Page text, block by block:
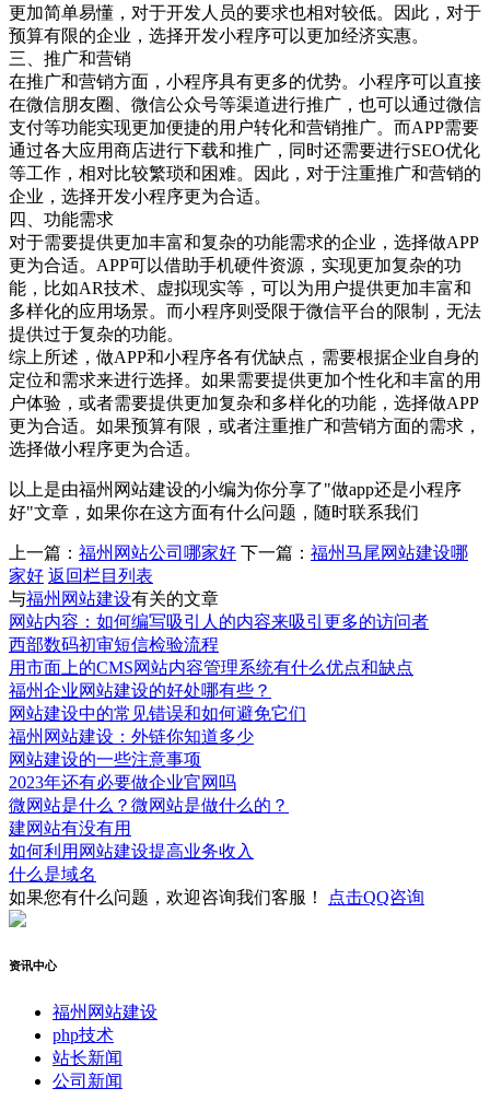
更加简单易懂，对于开发人员的要求也相对较低。因此，对于
预算有限的企业，选择开发小程序可以更加经济实惠。
三、推广和营销
在推广和营销方面，小程序具有更多的优势。小程序可以直接
在微信朋友圈、微信公众号等渠道进行推广，也可以通过微信
支付等功能实现更加便捷的用户转化和营销推广。而APP需要
通过各大应用商店进行下载和推广，同时还需要进行SEO优化
等工作，相对比较繁琐和困难。因此，对于注重推广和营销的
企业，选择开发小程序更为合适。
四、功能需求
对于需要提供更加丰富和复杂的功能需求的企业，选择做APP
更为合适。APP可以借助手机硬件资源，实现更加复杂的功
能，比如AR技术、虚拟现实等，可以为用户提供更加丰富和
多样化的应用场景。而小程序则受限于微信平台的限制，无法
提供过于复杂的功能。
综上所述，做APP和小程序各有优缺点，需要根据企业自身的
定位和需求来进行选择。如果需要提供更加个性化和丰富的用
户体验，或者需要提供更加复杂和多样化的功能，选择做APP
更为合适。如果预算有限，或者注重推广和营销方面的需求，
选择做小程序更为合适。
以上是由福州网站建设的小编为你分享了"做app还是小程序
好"文章，如果你在这方面有什么问题，随时联系我们
上一篇： 福州网站公司哪家好 下一篇： 福州马尾网站建设哪
家好 返回栏目列表
与福州网站建设有关的文章
网站内容：如何编写吸引人的内容来吸引更多的访问者
西部数码初审短信检验流程
用市面上的CMS网站内容管理系统有什么优点和缺点
福州企业网站建设的好处哪有些？
网站建设中的常见错误和如何避免它们
福州网站建设：外链你知道多少
网站建设的一些注意事项
2023年还有必要做企业官网吗
微网站是什么？微网站是做什么的？
建网站有没有用
如何利用网站建设提高业务收入
什么是域名
如果您有什么问题，欢迎咨询我们客服！
点击QQ咨询
资讯中心
福州网站建设
php技术
站长新闻
公司新闻